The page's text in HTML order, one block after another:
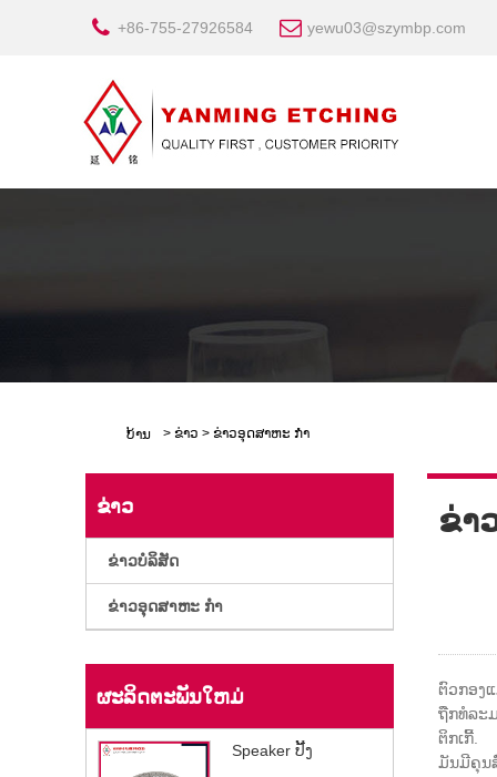
+86-755-27926584 yewu03@szymbp.com
ບ້ານ > ຂ່າວ > ຂ່າວອຸດສາຫະ ກຳ
ຂ່າວ
ຂ່າວບໍລິສັດ
ຂ່າວອຸດສາຫະ ກຳ
ຜະລິດຕະພັນໃຫມ່
Speaker ປີ້ງ
ຂ່າ
ຕົວກອງ
ຖືກທໍລະ
ຕິກເກີ້.
ມັນມີຄຸນ